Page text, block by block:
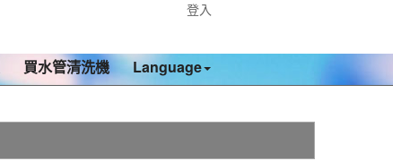
登入
買水管清洗機 Language